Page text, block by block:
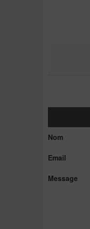
Nom
Email
Message